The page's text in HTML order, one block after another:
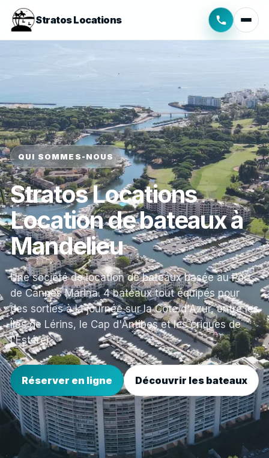
Stratos Locations
QUI SOMMES-NOUS
Stratos Locations
Location de bateaux à
Mandelieu
Une société de location de bateaux basée au Port
de Cannes Marina. 4 bateaux tout équipés pour
des sorties à la journée sur la Côte d'Azur, entre les
Îles de Lérins, le Cap d'Antibes et les criques de
l'Estérel.
Réserver en ligne Découvrir les bateaux